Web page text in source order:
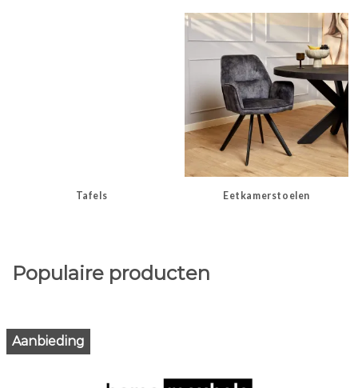
Tafels Eetkamerstoelen
Populaire producten
Aanbieding